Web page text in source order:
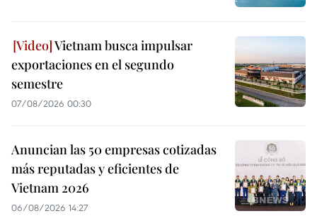
Vietnam busca impulsar
exportaciones en el segundo
semestre
07/08/2026 00:30
Anuncian las 50 empresas cotizadas
más reputadas y eficientes de
Vietnam 2026
06/08/2026 14:27